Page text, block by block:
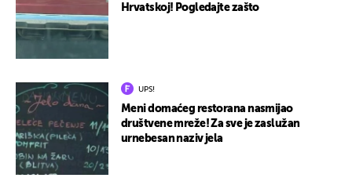
Hrvatskoj! Pogledajte zašto
UPS!
Meni domaćeg restorana nasmijao
društvene mreže! Za sve je zaslužan
urnebesan naziv jela